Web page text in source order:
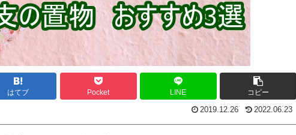
はてブ Pocket LINE コピー
2019.12.26 2022.06.23